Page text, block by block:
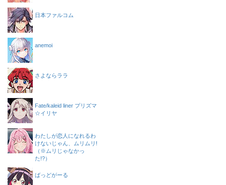
日本ファルコム
anemoi
さよならララ
Fate/kaleid liner プリズマ
☆イリヤ
わたしが恋人になれるわ
けないじゃん、ムリムリ!
（※ムリじゃなかっ
た!?）
ばっどがーる